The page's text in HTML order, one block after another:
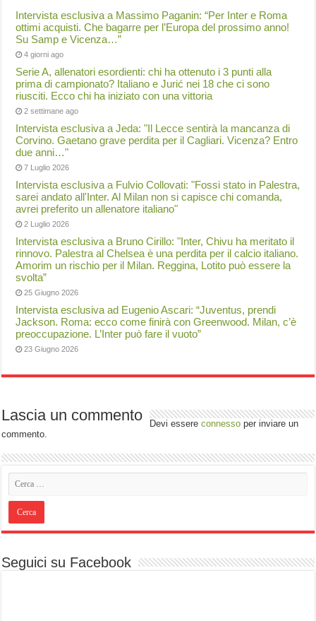
Intervista esclusiva a Massimo Paganin: “Per Inter e Roma
ottimi acquisti. Che bagarre per l’Europa del prossimo anno!
Su Samp e Vicenza…”
4 giorni ago
Serie A, allenatori esordienti: chi ha ottenuto i 3 punti alla
prima di campionato? Italiano e Jurić nei 18 che ci sono
riusciti. Ecco chi ha iniziato con una vittoria
2 settimane ago
Intervista esclusiva a Jeda: "Il Lecce sentirà la mancanza di
Corvino. Gaetano grave perdita per il Cagliari. Vicenza? Entro
due anni…"
7 Luglio 2026
Intervista esclusiva a Fulvio Collovati: "Fossi stato in Palestra,
sarei andato all'Inter. Al Milan non si capisce chi comanda,
avrei preferito un allenatore italiano"
2 Luglio 2026
Intervista esclusiva a Bruno Cirillo: "Inter, Chivu ha meritato il
rinnovo. Palestra al Chelsea è una perdita per il calcio italiano.
Amorim un rischio per il Milan. Reggina, Lotito può essere la
svolta”
25 Giugno 2026
Intervista esclusiva ad Eugenio Ascari: “Juventus, prendi
Jackson. Roma: ecco come finirà con Greenwood. Milan, c’è
preoccupazione. L’Inter può fare il vuoto”
23 Giugno 2026
Lascia un commento Devi essereconnesso per inviare un
commento.
Seguici su Facebook